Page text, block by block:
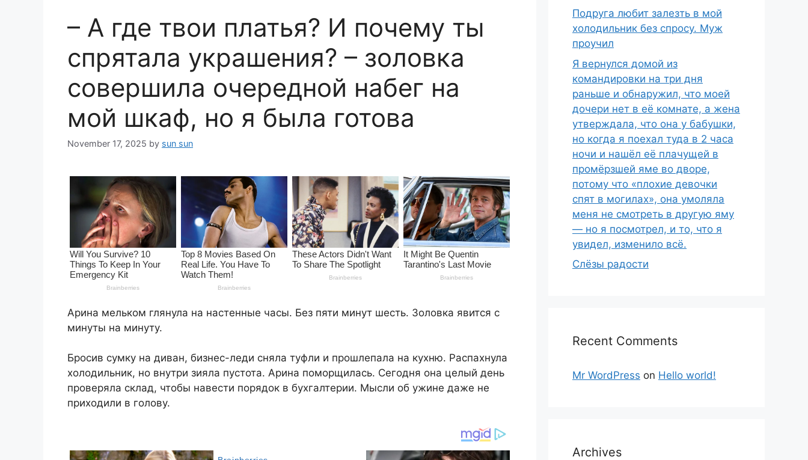
– А где твои платья? И почему ты
спрятала украшения? – золовка
совершила очередной набег на
мой шкаф, но я была готова
November 17, 2025 by sun sun
Арина мельком глянула на настенные часы. Без пяти минут шесть. Золовка явится с
минуты на минуту.
Бросив сумку на диван, бизнес-леди сняла туфли и прошлепала на кухню. Распахнула
холодильник, но внутри зияла пустота. Арина поморщилась. Сегодня она целый день
проверяла склад, чтобы навести порядок в бухгалтерии. Мысли об ужине даже не
приходили в голову.
Подруга любит залезть в мой
холодильник без спросу. Муж
проучил
Я вернулся домой из
командировки на три дня
раньше и обнаружил, что моей
дочери нет в её комнате, а жена
утверждала, что она у бабушки,
но когда я поехал туда в 2 часа
ночи и нашёл её плачущей в
промёрзшей яме во дворе,
потому что «плохие девочки
спят в могилах», она умоляла
меня не смотреть в другую яму
— но я посмотрел, и то, что я
увидел, изменило всё.
Слёзы радости
Recent Comments
Mr WordPress on Hello world!
Archives